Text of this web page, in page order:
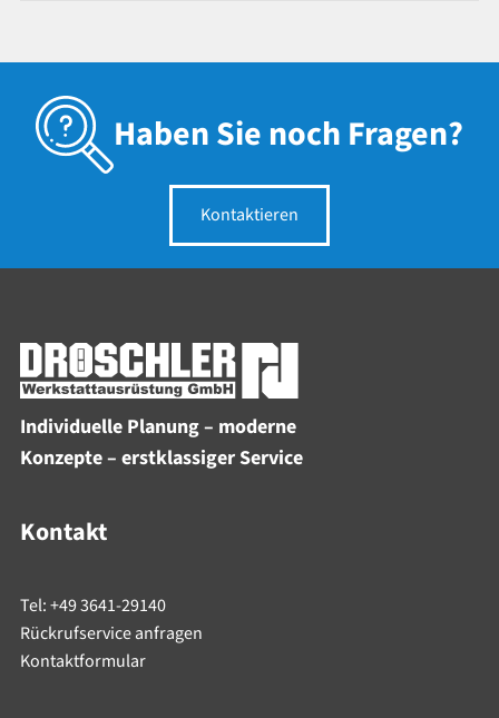
Haben Sie noch Fragen?
Kontaktieren
Individuelle Planung – moderne
Konzepte – erstklassiger Service
Kontakt
Tel: +49 3641-29140
Rückrufservice anfragen
Kontaktformular